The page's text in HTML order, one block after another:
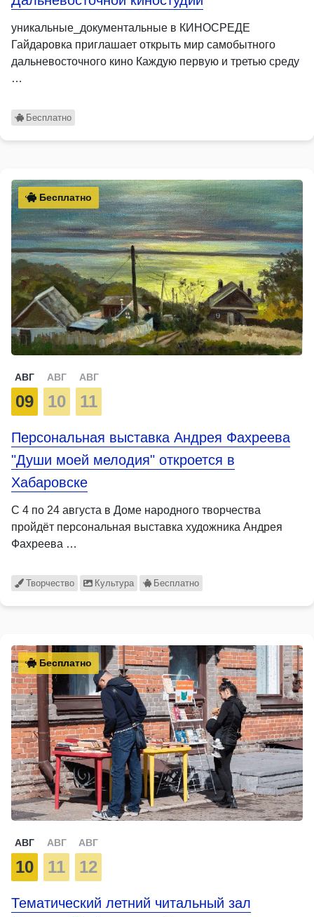
уникальные_документальные в КИНОСРЕДЕ
Гайдаровка приглашает открыть мир самобытного
дальневосточного кино Каждую первую и третью среду
…
Бесплатно
Бесплатно
АВГ
09
АВГ
10
АВГ
11
Персональная выставка Андрея Фахреева
"Души моей мелодия" откроется в
Хабаровске
С 4 по 24 августа в Доме народного творчества
пройдёт персональная выставка художника Андрея
Фахреева …
Творчество Культура Бесплатно
Бесплатно
АВГ
10
АВГ
11
АВГ
12
Тематический летний читальный зал